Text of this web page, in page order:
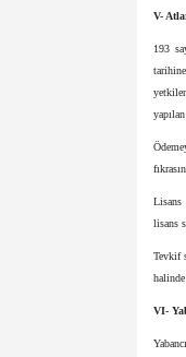
V-
193
Lisans
lisans
Tevkif
VI-